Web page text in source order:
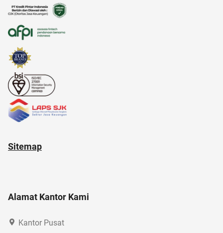
Sitemap
Alamat Kantor Kami
Kantor Pusat